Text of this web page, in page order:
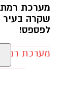
מערכת
שקרה בעיר
לפספס!
מערכת רמת גן נט /